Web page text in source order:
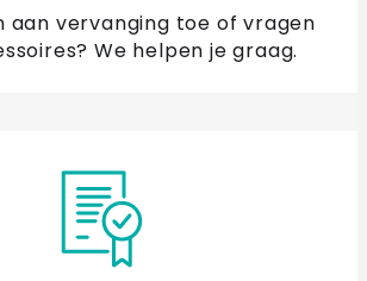
ik het kinderslot van mijn
aan vervanging toe of vragen
We helpen je graag.